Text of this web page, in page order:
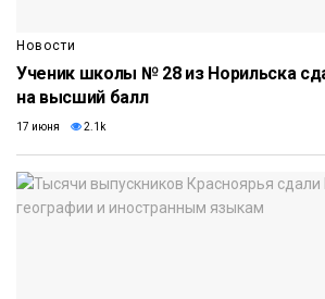
Новости
Ученик школы № 28 из Норильска
на высший балл
17 июня 2.1k